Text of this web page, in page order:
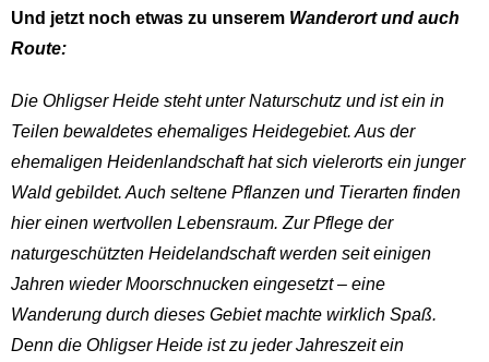
Und jetzt noch etwas zu unserem Wanderort und auch
Route:
Die Ohligser Heide steht unter Naturschutz und ist ein in
Teilen bewaldetes ehemaliges Heidegebiet. Aus der
ehemaligen Heidenlandschaft hat sich vielerorts ein junger
Wald gebildet. Auch seltene Pflanzen und Tierarten finden
hier einen wertvollen Lebensraum. Zur Pflege der
naturgeschützten Heidelandschaft werden seit einigen
Jahren wieder Moorschnucken eingesetzt – eine
Wanderung durch dieses Gebiet machte wirklich Spaß.
Denn die Ohligser Heide ist zu jeder Jahreszeit ein